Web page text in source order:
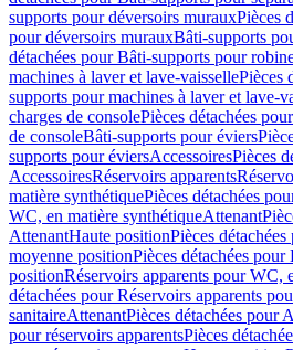
supports pour déversoirs murauxPièces
pour déversoirs murauxBâti-supports
détachées pour Bâti-supports pour
machines à laver et lave-vaissellePièces
supports pour machines à laver et lave-
charges de consolePièces détachées
de consoleBâti-supports pour éviers
supports pour éviersAccessoiresPièces
AccessoiresRéservoirs apparents
matière synthétiquePièces détachées
WC, en matière synthétiqueAttenant
AttenantHaute positionPièces
moyenne positionPièces détachées pour
positionRéservoirs apparents pour WC,
détachées pour Réservoirs apparents
sanitaireAttenantPièces détachées pour
pour réservoirs apparentsPièces